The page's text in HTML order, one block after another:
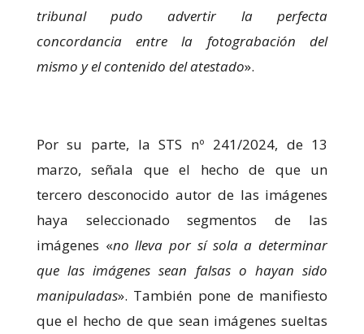
tribunal pudo advertir la perfecta
concordancia entre la fotograbación del
mismo y el contenido del atestado».
Por su parte, la STS nº 241/2024, de 13
marzo, señala que el hecho de que un
tercero desconocido autor de las imágenes
haya seleccionado segmentos de las
imágenes «no lleva por sí sola a determinar
que las imágenes sean falsas o hayan sido
manipuladas». También pone de manifiesto
que el hecho de que sean imágenes sueltas